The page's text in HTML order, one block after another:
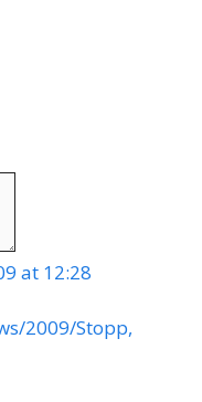
at 12:28
2009/Stopp,